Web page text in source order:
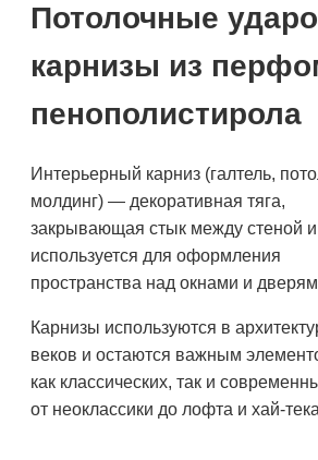
Потолочные
карнизы из
пенополистирола
Интерьерный карниз (галтель,
молдинг) — декоративная тяга,
закрывающая стык между стеной
используется для оформления
пространства над окнами и
Карнизы используются в
веков и остаются важным
как классических, так и
от неоклассики до лофта и хай-